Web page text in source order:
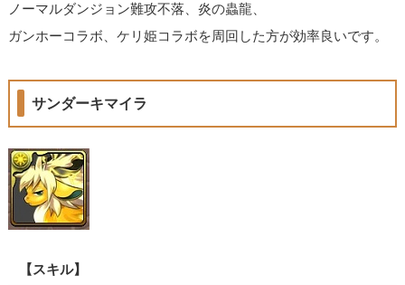
ノーマルダンジョン難攻不落、炎の蟲龍、
ガンホーコラボ、ケリ姫コラボを周回した方が効率良いです。
サンダーキマイラ
【スキル】